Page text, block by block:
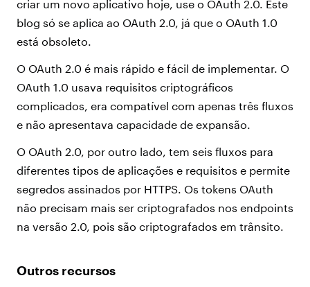
criar um novo aplicativo hoje, use o OAuth 2.0. Este
blog só se aplica ao OAuth 2.0, já que o OAuth 1.0
está obsoleto.
O OAuth 2.0 é mais rápido e fácil de implementar. O
OAuth 1.0 usava requisitos criptográficos
complicados, era compatível com apenas três fluxos
e não apresentava capacidade de expansão.
O OAuth 2.0, por outro lado, tem seis fluxos para
diferentes tipos de aplicações e requisitos e permite
segredos assinados por HTTPS. Os tokens OAuth
não precisam mais ser criptografados nos endpoints
na versão 2.0, pois são criptografados em trânsito.
Outros recursos